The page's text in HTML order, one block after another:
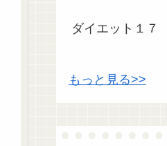
ダイエット１７
もっと見る>>